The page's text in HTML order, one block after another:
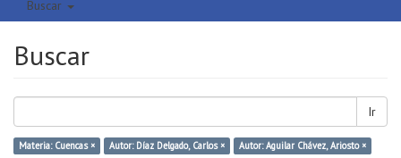
Buscar
Buscar
Ir
Materia: Cuencas × Autor: Díaz Delgado, Carlos × Autor: Aguilar Chávez, Ariosto ×